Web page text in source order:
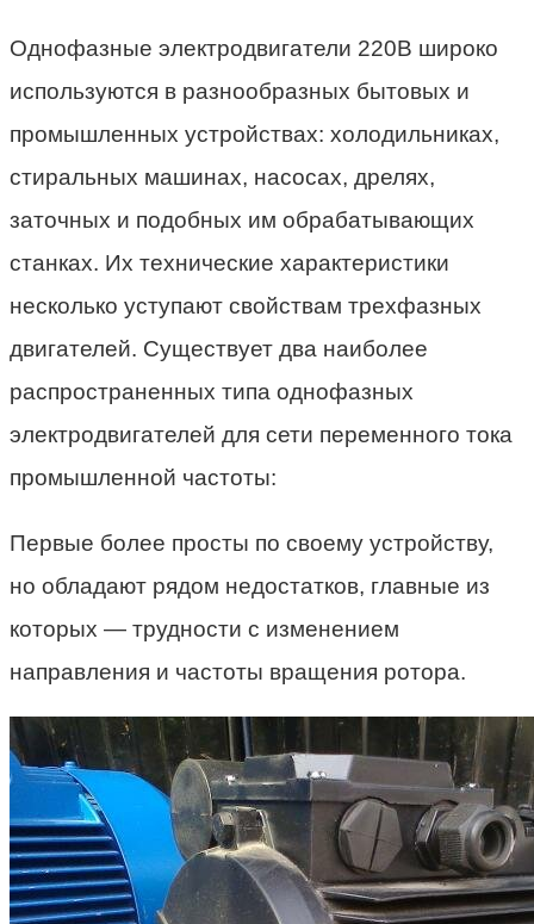
Однофазные электродвигатели 220В широко
используются в разнообразных бытовых и
промышленных устройствах: холодильниках,
стиральных машинах, насосах, дрелях,
заточных и подобных им обрабатывающих
станках. Их технические характеристики
несколько уступают свойствам трехфазных
двигателей. Существует два наиболее
распространенных типа однофазных
электродвигателей для сети переменного тока
промышленной частоты:
Первые более просты по своему устройству,
но обладают рядом недостатков, главные из
которых — трудности с изменением
направления и частоты вращения ротора.